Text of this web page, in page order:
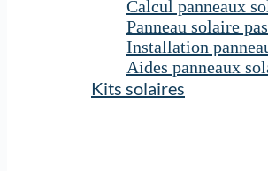
Calcul panneaux
Panneau solaire
Installation
Aides panneaux
Kits solaires